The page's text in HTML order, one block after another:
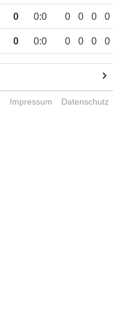
0 0:0 0 0 0 0
0 0:0 0 0 0 0
Impressum Datenschutz